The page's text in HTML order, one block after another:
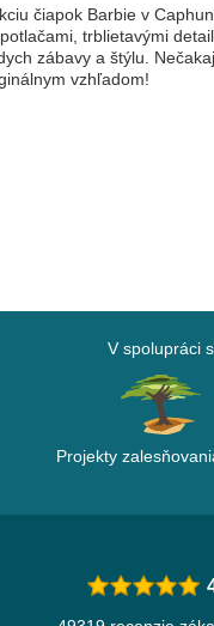
čiapok Barbie v
trblietavými
zábavy a štýlu.
vzhľadom!
V spolupráci s
Projekty